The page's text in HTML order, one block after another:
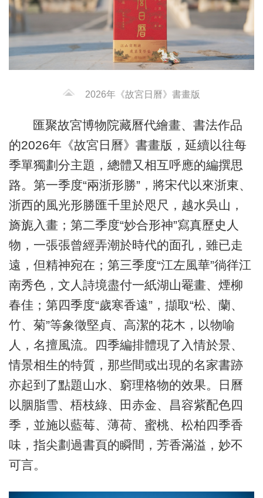
2026年《故宮日曆》書畫版
匯聚故宮博物院藏曆代繪畫、書法作品
的2026年《故宮日曆》書畫版，延續以往每
季單獨劃分主題，總體又相互呼應的編撰思
路。第一季度“兩浙形勝”，將宋代以來浙東、
浙西的風光形勝匯千里於咫尺，越水吳山，
旖旎入畫；第二季度“妙合形神”寫真歷史人
物，一張張曾經弄潮於時代的面孔，雖已走
遠，但精神宛在；第三季度“江左風華”徜徉江
南秀色，文人詩境盡付一紙湖山罨畫、煙柳
春佳；第四季度“歲寒香遠”，擷取“松、蘭、
竹、菊”等象徵堅貞、高潔的花木，以物喻
人，名擅風流。四季編排體現了入情於景、
情景相生的特質，那些間或出現的名家書跡
亦起到了點題山水、窮理格物的效果。日曆
以胭脂雪、梧枝綠、田赤金、昌容紫配色四
季，並施以藍莓、薄荷、蜜桃、松柏四季香
味，指尖劃過書頁的瞬間，芳香滿溢，妙不
可言。